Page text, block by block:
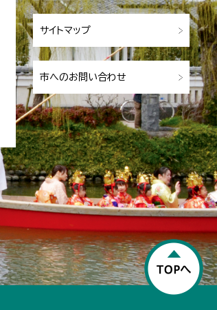
サイトマップ
市へのお問い合わせ